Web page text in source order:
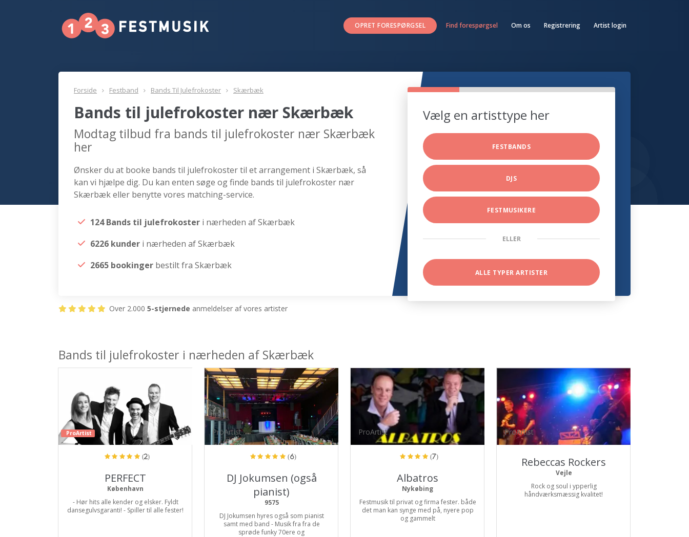
OPRET FORESPØRGSEL Find forespørgsel Om os Registrering Artist login
Forside Festband Bands Til Julefrokoster Skærbæk
Bands til julefrokoster nær Skærbæk
Modtag tilbud fra bands til julefrokoster nær Skærbæk
her
Ønsker du at booke bands til julefrokoster til et arrangement i Skærbæk, så
kan vi hjælpe dig. Du kan enten søge og finde bands til julefrokoster nær
Skærbæk eller benytte vores matching-service.
124 Bands til julefrokoster i nærheden af Skærbæk
6226 kunder i nærheden af Skærbæk
2665 bookinger bestilt fra Skærbæk
Vælg en artisttype her
FESTBANDS
DJS
FESTMUSIKERE
ELLER
ALLE TYPER ARTISTER
Over 2.000 5-stjernede anmeldelser af vores artister
Bands til julefrokoster i nærheden af Skærbæk
ProArtist
(2)
PERFECT
København
- Hør hits alle kender og elsker. Fyldt
dansegulvsgaranti! - Spiller til alle fester!
ProArtist
(6)
DJ Jokumsen (også
pianist)
9575
DJ Jokumsen hyres også som pianist
samt med band - Musik fra fra de
sprøde funky 70ere og
ProArtist
(7)
Albatros
Nykøbing
Festmusik til privat og firma fester. både
det man kan synge med på, nyere pop
og gammelt
ProArtist
Rebeccas Rockers
Vejle
Rock og soul i ypperlig
håndværksmæssig kvalitet!